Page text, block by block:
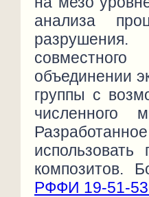
анализа
разрушения.
объединении
группы с
численного
композитов.
РФФИ 19-51-